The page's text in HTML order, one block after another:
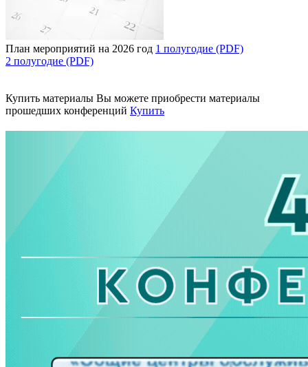
План мероприятий на 2026 год 1 полугодие (PDF)
2 полугодие (PDF)
Купить материалы Вы можете приобрести материалы
прошедших конференций Купить